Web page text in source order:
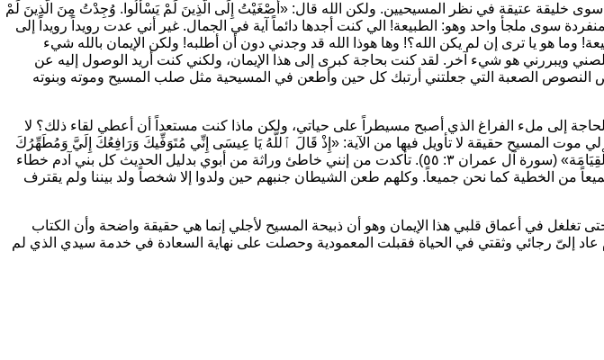
سوى خليقة عتيقة في نظر المسيحيين. ولكن الله قال: «أَصْغَيْتُ إِلَى الَّذِينَ لَمْ يَسْأَلُوا. وُجِدْتُ مِنَ الَّذِينَ لَمْ
المنفردة سوى ملجأ واحد وهو: الطبيعة! الي كنت أجدها دائماً آية في الجمال. غير أني عدت رويداً رويداً إلى
وما هو يا ترى إن لم يكن الله؟! وها هوذا الله قد وجدني دون أن أطلبه! ولكن الإيمان بالله شيء
ويبررني هو شيء آخر. لقد كنت بحاجة كبرى إلى هذا الإيمان، ولكني كنت أريد الوصول إليه عن
الصعبة التي جعلتني أرتبك كل حين وأطعن في المسيحية مثل صلب المسيح وموته وبنوته
إلى ملء الفراغ الذي أصبح مسيطراً على حياتي، ولكن ماذا كنت مستعداً أن أعطي لقاء ذلك؟ لا
موت المسيح حقيقة لا تأويل فيها من الآية: «إِذْ قَالَ ٱللَّهُ يَا عِيسَى إِنِّي مُتَوَفِّيكَ وَرَافِعُكَ إِلَيَّ وَمُطَهِّرُكَ
(سورة آل عمران ٣: ٥٥). تأكدت من إنني خاطئ وراثة من أبوي بدليل الحديث كل بني آدم خطاء
من الخطية كما نحن جميعاً. وكلهم طعن الشيطان جنبهم حين ولدوا إلا شخصاً ولد بيننا ولم يقترف
في أعماق قلبي هذا الإيمان وهو أن ذبيحة المسيح لأجلي إنما هي حقيقة واضحة وأن الكتاب
إلىّ رجائي وثقتي في الحياة فقبلت المعمودية وحصلت على نهاية السعادة في خدمة سيدي الذي لم